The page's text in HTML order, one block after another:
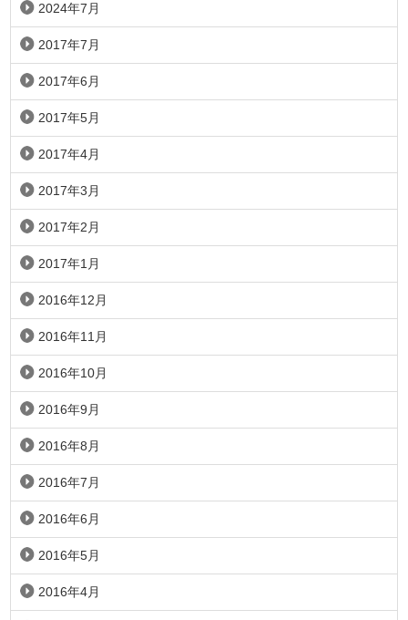
2024年7月
2017年7月
2017年6月
2017年5月
2017年4月
2017年3月
2017年2月
2017年1月
2016年12月
2016年11月
2016年10月
2016年9月
2016年8月
2016年7月
2016年6月
2016年5月
2016年4月